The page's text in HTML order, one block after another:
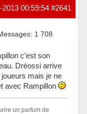
#2641
2013 00:59:54
1 708
c'est son
Dréossi arrive
mais je ne
avec Rampillon
un parfum de